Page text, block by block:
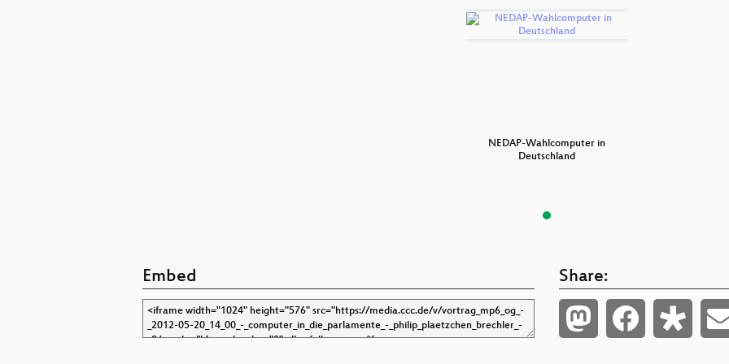
NEDAP-Wahlcomputer in
Deutschland
Embed Share: